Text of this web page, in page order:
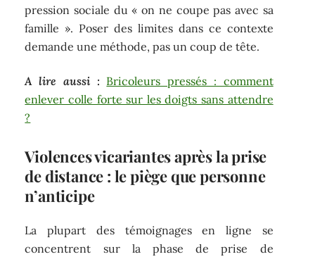
pression sociale du « on ne coupe pas avec sa
famille ». Poser des limites dans ce contexte
demande une méthode, pas un coup de tête.
A lire aussi : Bricoleurs pressés : comment
enlever colle forte sur les doigts sans attendre
?
Violences vicariantes après la prise
de distance : le piège que personne
n’anticipe
La plupart des témoignages en ligne se
concentrent sur la phase de prise de